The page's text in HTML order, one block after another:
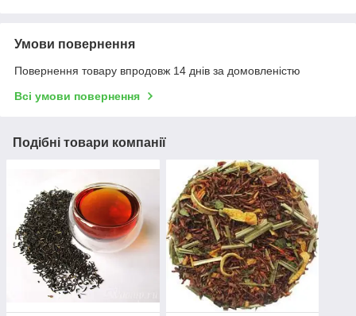
Умови повернення
Повернення товару впродовж 14 днів за домовленістю
Всі умови повернення
Подібні товари компанії